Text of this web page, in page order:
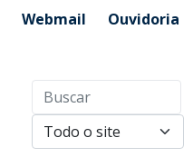
Webmail Ouvidoria